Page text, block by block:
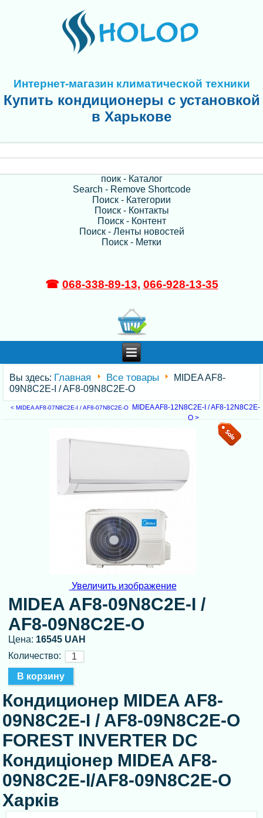
Интернет-магазин климатической техники
Купить кондиционеры с установкой
в Харькове
поик - Каталог
Search - Remove Shortcode
Поиск - Категории
Поиск - Контакты
Поиск - Контент
Поиск - Ленты новостей
Поиск - Метки
☎ 068-338-89-13, 066-928-13-35
Вы здесь: Главная Все товары
MIDEA AF8-
09N8C2E-I / AF8-09N8C2E-O
< MIDEA AF8-07N8C2E-I / AF8-07N8C2E-O
MIDEA AF8-12N8C2E-I / AF8-12N8C2E-
O >
Увеличить изображение
MIDEA AF8-09N8C2E-I /
AF8-09N8C2E-O
Цена: 16545 UAH
Количество:
Кондиционер MIDEA AF8-
09N8C2E-I / AF8-09N8C2E-O
FOREST INVERTER DC
Кондиціонер MIDEA AF8-
09N8C2E-I/AF8-09N8C2E-O
Харків